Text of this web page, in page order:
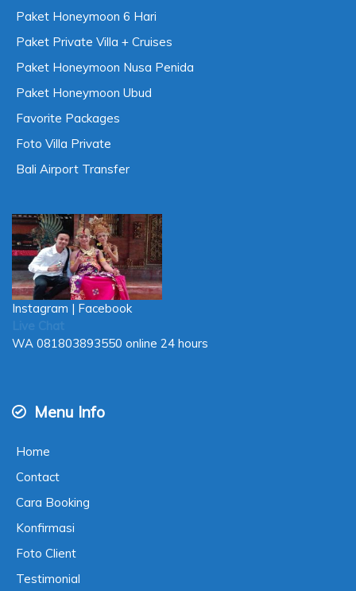
Paket Honeymoon 6 Hari
Paket Private Villa + Cruises
Paket Honeymoon Nusa Penida
Paket Honeymoon Ubud
Favorite Packages
Foto Villa Private
Bali Airport Transfer
Instagram | Facebook
WA 081803893550 online 24 hours
Menu Info
Home
Contact
Cara Booking
Konfirmasi
Foto Client
Testimonial